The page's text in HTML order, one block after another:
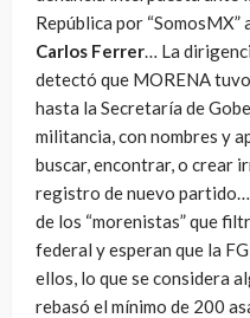
República por
Carlos Ferrer… La
detectó que MORENA
hasta la Secretaría de
militancia, con nombres y
buscar, encontrar, o crear
registro de nuevo
de los “morenistas” que
federal y esperan que la
ellos, lo que se considera
rebasó el mínimo de 200